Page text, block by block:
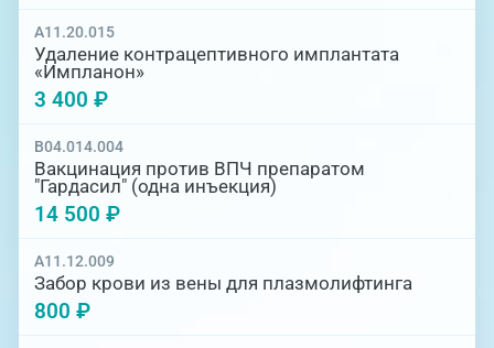
A11.20.015
Удаление контрацептивного имплантата
«Импланон»
3 400 ₽
B04.014.004
Вакцинация против ВПЧ препаратом
"Гардасил" (одна инъекция)
14 500 ₽
A11.12.009
Забор крови из вены для плазмолифтинга
800 ₽